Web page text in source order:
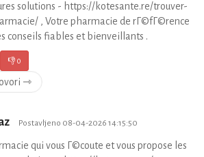
solutions - https://kotesante.re/trouver-
, Votre pharmacie de rГ©fГ©rence
conseils fiables et bienveillants .
👎0
⇾
Postavljeno 08-04-2026 14:15:50
qui vous Г©coute et vous propose les